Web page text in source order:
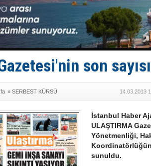
Deniz
DÖDER,
Fairline,
Baltık
Runit
Türk
son
» SERBEST KÜRSÜ 14.03.2013
İstanbul Haber
ULAŞTIRMA
Yönetmenliği,
sunuldu.